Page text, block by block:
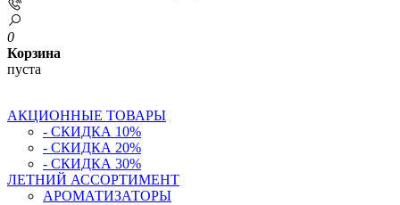
0
Корзина
пуста
АКЦИОННЫЕ ТОВАРЫ
- СКИДКА 10%
- СКИДКА 20%
- СКИДКА 30%
ЛЕТНИЙ АССОРТИМЕНТ
АРОМАТИЗАТОРЫ